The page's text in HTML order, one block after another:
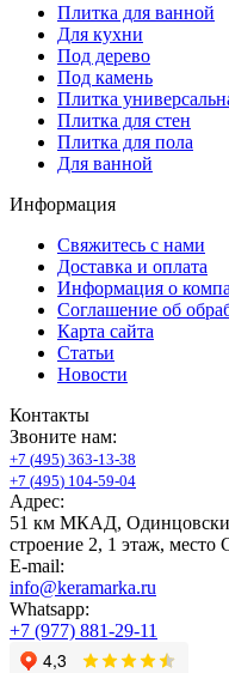
Плитка для ванной
Для кухни
Под дерево
Под камень
Плитка
Плитка для стен
Плитка для пола
Для ванной
Информация
Свяжитесь с нами
Доставка и оплата
Информация о
Соглашение об
Карта сайта
Статьи
Новости
Контакты
Звоните нам:
+7 (495) 363-1 3-38
+7 (495) 1 04-59-04
Адрес:
51 км МКАД, Одинцовский
строение 2, 1 этаж, место
E-mail:
info@keramarka.ru
Whatsapp:
+7 (977) 881-29-11